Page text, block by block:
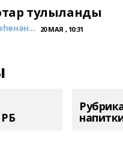
тулыланды
20 МАЯ , 10:31